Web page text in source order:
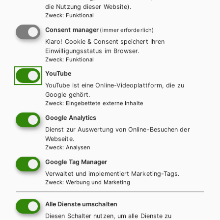
LEHRERSERVICE
Karin Ritz
+ 43 1 403 77 77 70
karin.ritz@hpt.at
LEHRERSERVICE
Elisabeth Gettinger
+ 43 1 403 77 77 164
elisabeth.gettinger@hpt.at
die Nutzung dieser Website).
Zweck: Funktional
Consent manager (immer erforderlich)
Klaro! Cookie & Consent speichert Ihren
Einwilligungsstatus im Browser.
Zweck: Funktional
YouTube
YouTube ist eine Online-Videoplattform, die zu
Google gehört.
Zweck: Eingebettete externe Inhalte
Google Analytics
Dienst zur Auswertung von Online-Besuchen der
Webseite.
Zweck: Analysen
Google Tag Manager
Verwaltet und implementiert Marketing-Tags.
Zweck: Werbung und Marketing
Alle Dienste umschalten
Diesen Schalter nutzen, um alle Dienste zu